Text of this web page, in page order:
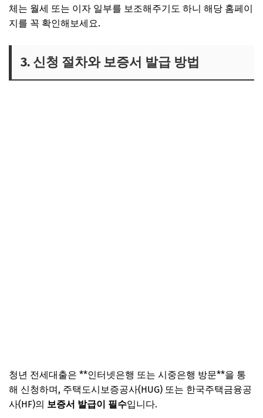
체는 월세 또는 이자 일부를 보조해주기도 하니 해당 홈페이
지를 꼭 확인해보세요.
3. 신청 절차와 보증서 발급 방법
청년 전세대출은 **인터넷은행 또는 시중은행 방문**을 통
해 신청하며, 주택도시보증공사(HUG) 또는 한국주택금융공
사(HF)의 보증서 발급이 필수입니다.